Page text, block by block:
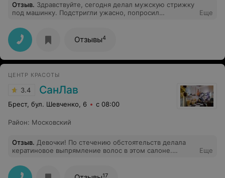
Отзыв. Здравствуйте, сегодня делал мужскую стрижку
под машинку. Подстригли ужасно, попросил
жалобу проигнорировал. Жаль нельзя фото
прикрепить. Настоятельно не рекомендую -
выброшенные деньги
Еще
Отзывы4
ЦЕНТР КРАСОТЫ
3.4 СанЛав
Брест, бул. Шевченко, 6 с 08:00
Район: Московский
Отзыв. Девочки! По стечению обстоятельств делала
кератиновое выпрямление волос в этом салоне.
мытья головы,а после потеряли блеск. Кончики волос
стали торчать в разные стороны уже на пятый
Еще
17